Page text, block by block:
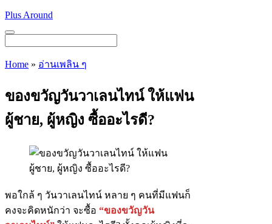
Skip
content
Plus Around
Menu
Home » อ่านเพลิน ๆ
ของขวัญวันวาเลนไทน์ ให้แฟน
ผู้ชาย, ผู้หญิง ซื้ออะไรดี?
พอใกล้ ๆ วันวาเลนไทน์ หลาย ๆ คนที่มีแฟนก็
คงจะคิดหนักว่า จะซื้อ “ของขวัญวัน